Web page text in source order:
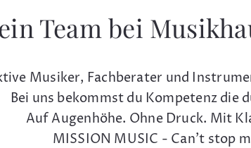
Team bei
Musiker, Fachberater und
Bei uns bekommst du Kompetenz die
Auf Augenhöhe. Ohne Druck. Mit
MISSION MUSIC - Can't stop